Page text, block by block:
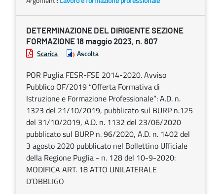
DETERMINAZIONE DEL DIRIGENTE SEZIONE
FORMAZIONE 18 maggio 2023, n. 807
Scarica Ascolta
POR Puglia FESR-FSE 2014-2020. Avviso
Pubblico OF/2019 “Offerta Formativa di
Istruzione e Formazione Professionale”: A.D. n.
1323 del 21/10/2019, pubblicato sul BURP n.125
del 31/10/2019, A.D. n. 1132 del 23/06/2020
pubblicato sul BURP n. 96/2020, A.D. n. 1402 del
3 agosto 2020 pubblicato nel Bollettino Ufficiale
della Regione Puglia - n. 128 del 10-9-2020:
MODIFICA ART. 18 ATTO UNILATERALE
D’OBBLIGO